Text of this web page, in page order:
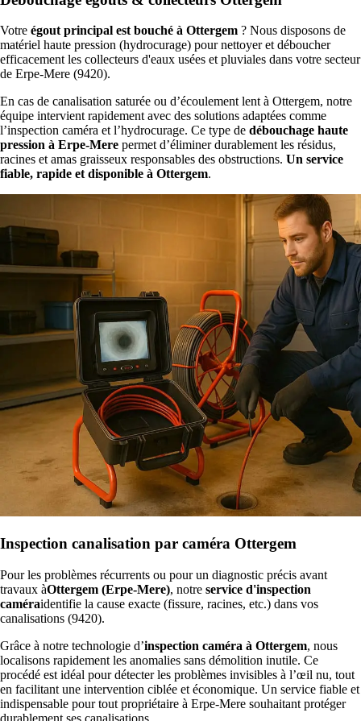
Votre égout principal est bouché à Ottergem ? Nous disposons de
matériel haute pression (hydrocurage) pour nettoyer et déboucher
efficacement les collecteurs d'eaux usées et pluviales dans votre secteur
de Erpe-Mere (9420).
En cas de canalisation saturée ou d’écoulement lent à Ottergem, notre
équipe intervient rapidement avec des solutions adaptées comme
l’inspection caméra et l’hydrocurage. Ce type de débouchage haute
pression à Erpe-Mere permet d’éliminer durablement les résidus,
racines et amas graisseux responsables des obstructions. Un service
fiable, rapide et disponible à Ottergem.
Inspection canalisation par caméra Ottergem
Pour les problèmes récurrents ou pour un diagnostic précis avant
travaux àOttergem (Erpe-Mere), notre service d'inspection
caméraidentifie la cause exacte (fissure, racines, etc.) dans vos
canalisations (9420).
Grâce à notre technologie d’inspection caméra à Ottergem, nous
localisons rapidement les anomalies sans démolition inutile. Ce
procédé est idéal pour détecter les problèmes invisibles à l’œil nu, tout
en facilitant une intervention ciblée et économique. Un service fiable et
indispensable pour tout propriétaire à Erpe-Mere souhaitant protéger
durablement ses canalisations.